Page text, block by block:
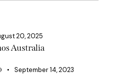
20, 2025
Australia
September 14, 2023